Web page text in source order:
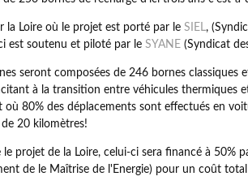
la Loire où le projet est porté par le SIEL,
est soutenu et piloté par le SYANE (Syndicat
seront composées de 246 bornes classiques
à la transition entre véhicules thermiques
où 80% des déplacements sont effectués en
20 kilomètres!
le projet de la Loire, celui-ci sera financé à 50%
de le Maîtrise de l'Energie) pour un coût